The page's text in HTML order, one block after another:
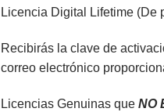
Licencia Digital Lifetime (De
Recibirás la clave de
correo electrónico
Licencias Genuinas que NO